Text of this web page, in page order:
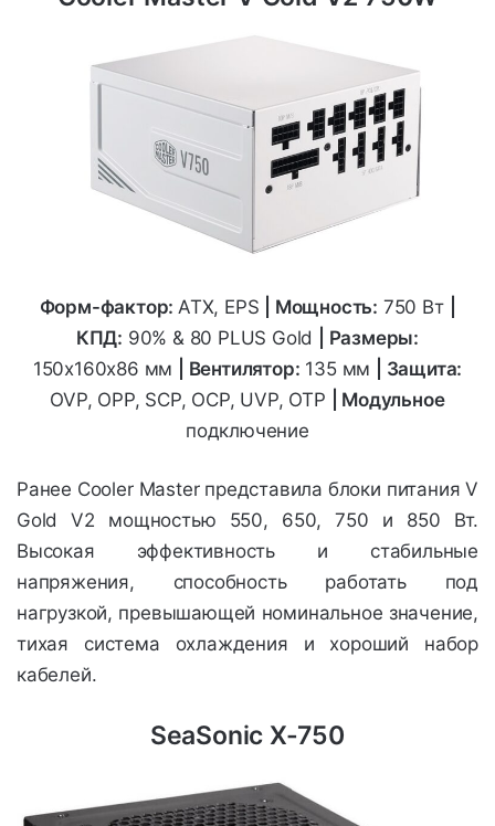
Форм-фактор:ATX, EPS Мощность: 750 Вт
КПД: 90% & 80 PLUS Gold
| Размеры:
150х160х86 мм | Вентилятор: 135 мм
| Защита:
OVP, OPP, SCP, OCP, UVP, OTP
| Модульное
подключение
Ранее Cooler Master представила блоки питания V
Gold V2 мощностью 550, 650, 750 и 850 Вт.
Высокая эффективность и стабильные
напряжения, способность работать под
нагрузкой, превышающей номинальное значение,
тихая система охлаждения и хороший набор
кабелей.
SeaSonic X-750